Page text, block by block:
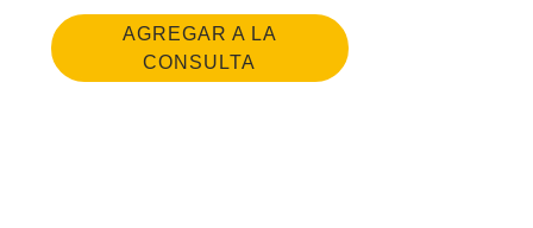
AGREGAR A LA
CONSULTA